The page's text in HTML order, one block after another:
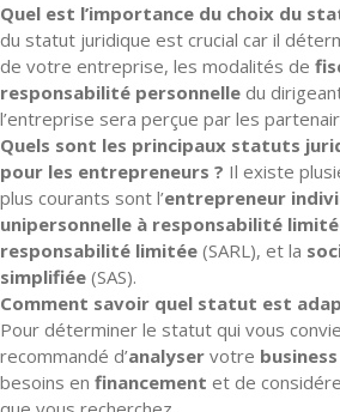
Quel est l’importance du choix du
du statut juridique est crucial car il
de votre entreprise, les modalités de
responsabilité personnelle du
l’entreprise sera perçue par les
Quels sont les principaux statuts
pour les entrepreneurs ? Il existe
plus courants sont l’entrepreneur
unipersonnelle à responsabilité
responsabilité limitée (SARL), et la
simplifiée (SAS).
Comment savoir quel statut est
Pour déterminer le statut qui vous
recommandé d’analyser votre
besoins en financement et de